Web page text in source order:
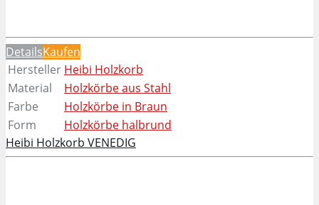
DetailsKaufen
Hersteller Heibi Holzkorb
Material
Holzkörbe aus Stahl
Farbe
Holzkörbe in Braun
Form
Holzkörbe halbrund
Heibi Holzkorb VENEDIG